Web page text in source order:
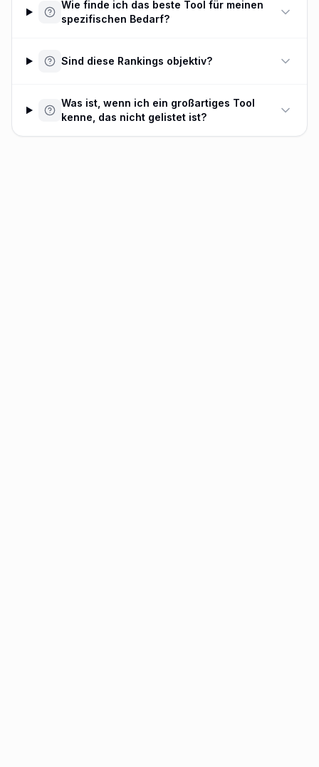
Wie finde ich das beste Tool für meinen
spezifischen Bedarf?
Sind diese Rankings objektiv?
Was ist, wenn ich ein großartiges Tool
kenne, das nicht gelistet ist?